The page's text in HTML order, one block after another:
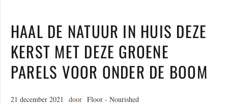
HAAL DE NATUUR IN HUIS DEZE
KERST MET DEZE GROENE
PARELS VOOR ONDER DE BOOM
21 december 2021 door Floor - Nourished